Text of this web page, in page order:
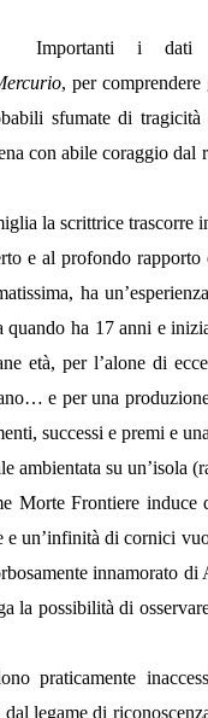
Importanti i dati
, per
sfumate di
con abile coraggio dal
la scrittrice trascorre
e al profondo
ha
ha 17 anni e
età, per l’alone di
e per una
successi e premi e
ambientata su un’isola
Morte Frontiere induce
un’infinità di cornici
innamorato
la possibilità di
praticamente
legame di